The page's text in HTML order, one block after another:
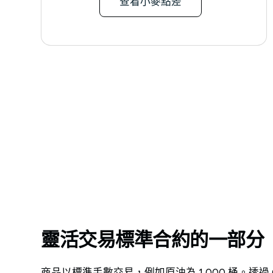
靈活交易標準合約的一部分